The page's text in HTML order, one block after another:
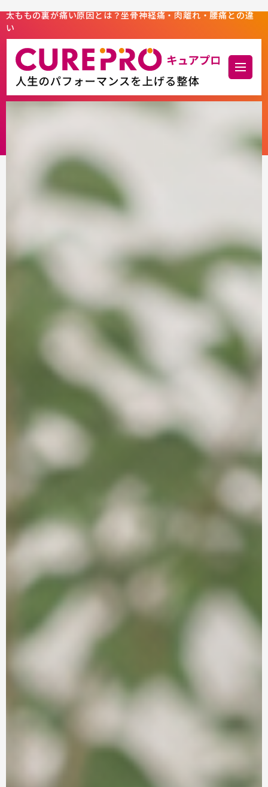
太ももの裏が痛い原因とは？坐骨神経痛・肉離れ・腰痛との違
い